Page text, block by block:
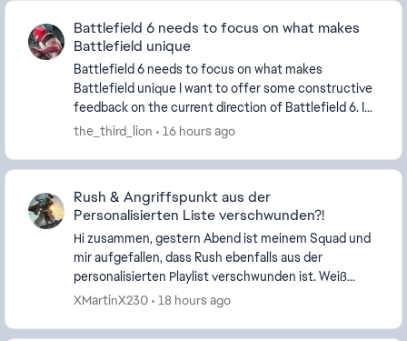
Battlefield 6 needs to focus on what makes
Battlefield unique
Battlefield 6 needs to focus on what makes
Battlefield unique I want to offer some constructive
feedback on the current direction of Battlefield 6. I
believe Battlefield 6 has a very strong foundat...
the_third_lion 16 hours ago
Rush & Angriffspunkt aus der
Personalisierten Liste verschwunden?!
Hi zusammen, gestern Abend ist meinem Squad und
mir aufgefallen, dass Rush ebenfalls aus der
personalisierten Playlist verschwunden ist. Weiß
jemand, warum der Modus entfernt wurde? Bei
XMartinX230 18 hours ago